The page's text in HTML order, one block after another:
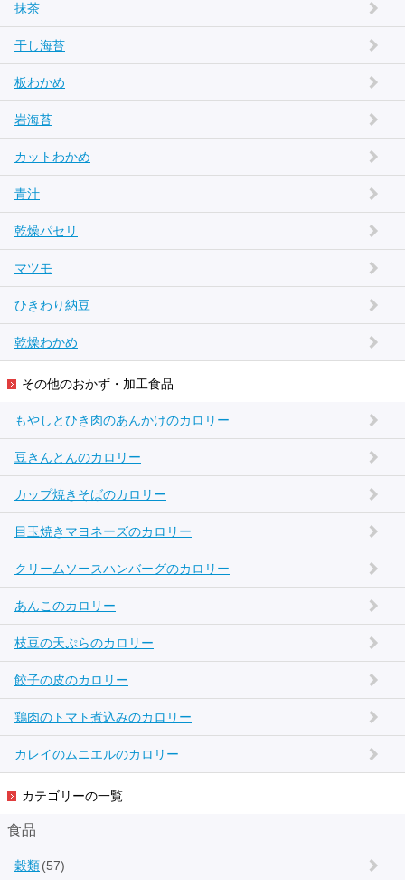
抹茶
干し海苔
板わかめ
岩海苔
カットわかめ
青汁
乾燥パセリ
マツモ
ひきわり納豆
乾燥わかめ
その他のおかず・加工食品
もやしとひき肉のあんかけのカロリー
豆きんとんのカロリー
カップ焼きそばのカロリー
目玉焼きマヨネーズのカロリー
クリームソースハンバーグのカロリー
あんこのカロリー
枝豆の天ぷらのカロリー
餃子の皮のカロリー
鶏肉のトマト煮込みのカロリー
カレイのムニエルのカロリー
カテゴリーの一覧
食品
穀類(57)